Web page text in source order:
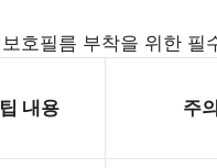
보호필름 부착을 위한 필
팁 내용 주